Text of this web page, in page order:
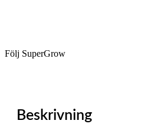
Följ SuperGrow
Beskrivning